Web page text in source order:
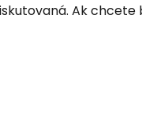
Ak chcete